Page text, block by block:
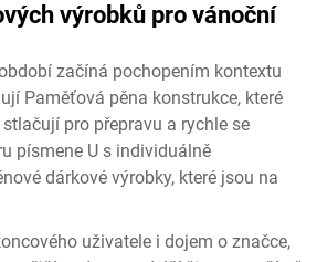
výrobků pro vánoční
začíná pochopením kontextu
Paměťová pěna konstrukce, které
pro přepravu a rychle se
písmene U s individuálně
dárkové výrobky, které jsou na
uživatele i dojem o značce,